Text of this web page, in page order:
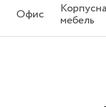
Офис мебель